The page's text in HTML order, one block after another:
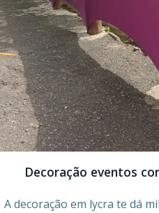
Decoração eventos
A decoração em lycra te dá